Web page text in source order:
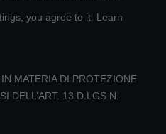
you agree to it. Learn
MATERIA DI PROTEZIONE
DELL’ART. 13 D.LGS N.